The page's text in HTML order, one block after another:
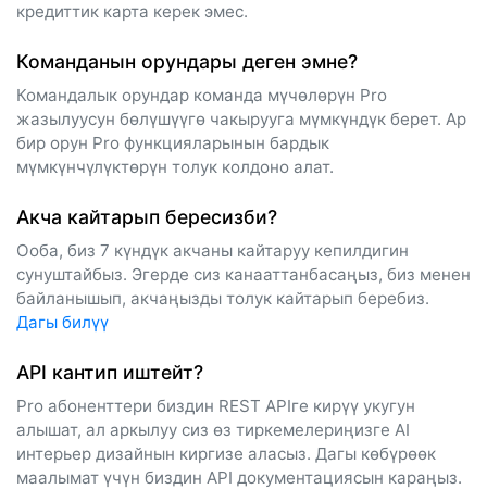
кредиттик карта керек эмес.
Команданын орундары деген эмне?
Командалык орундар команда мүчөлөрүн Pro
жазылуусун бөлүшүүгө чакырууга мүмкүндүк берет. Ар
бир орун Pro функцияларынын бардык
мүмкүнчүлүктөрүн толук колдоно алат.
Акча кайтарып бересизби?
Ооба, биз 7 күндүк акчаны кайтаруу кепилдигин
сунуштайбыз. Эгерде сиз канааттанбасаңыз, биз менен
байланышып, акчаңызды толук кайтарып беребиз.
Дагы билүү
API кантип иштейт?
Pro абоненттери биздин REST APIге кирүү укугун
алышат, ал аркылуу сиз өз тиркемелериңизге AI
интерьер дизайнын киргизе аласыз. Дагы көбүрөөк
маалымат үчүн биздин API документациясын караңыз.